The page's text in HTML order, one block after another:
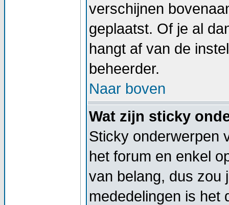
verschijnen
geplaatst. Of je al
hangt af van de
beheerder.
Naar boven
Wat zijn sticky
Sticky onderwerpen
het forum en enkel
van belang, dus zou
mededelingen is het